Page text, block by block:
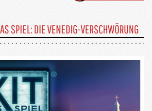
SPIEL: DIE VENEDIG-VERSCHWÖRUNG